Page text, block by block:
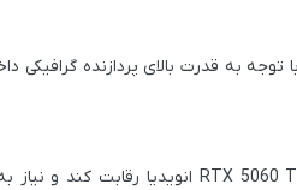
انویدیا رقابت کند و نیاز